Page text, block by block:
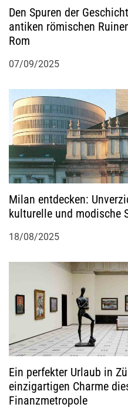
g
a
t
i
o
n
Den Spuren der
antiken römischen
Rom
07/09/2025
Milan entdecken:
kulturelle und modische
18/08/2025
Ein perfekter Urlaub in
einzigartigen Charme
Finanzmetropole